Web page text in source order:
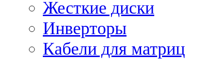
Жесткие диски
Инверторы
Кабели для матриц